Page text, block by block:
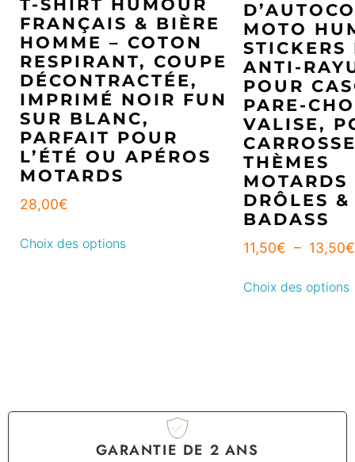
T-SHIRT HUMOUR
FRANÇAIS & BIÈRE
HOMME – COTON
RESPIRANT, COUPE
DÉCONTRACTÉE,
IMPRIMÉ NOIR FUN
SUR BLANC,
PARFAIT POUR
L’ÉTÉ OU APÉROS
MOTARDS
28,00€
Choix des options
MOTO
STICKERS
ANTI-
POUR
PARE-
VALISE,
THÈMES
MOTARDS
DRÔLES &
BADASS
11,50€ – 13,50€
Choix des options
GARANTIE DE 2 ANS